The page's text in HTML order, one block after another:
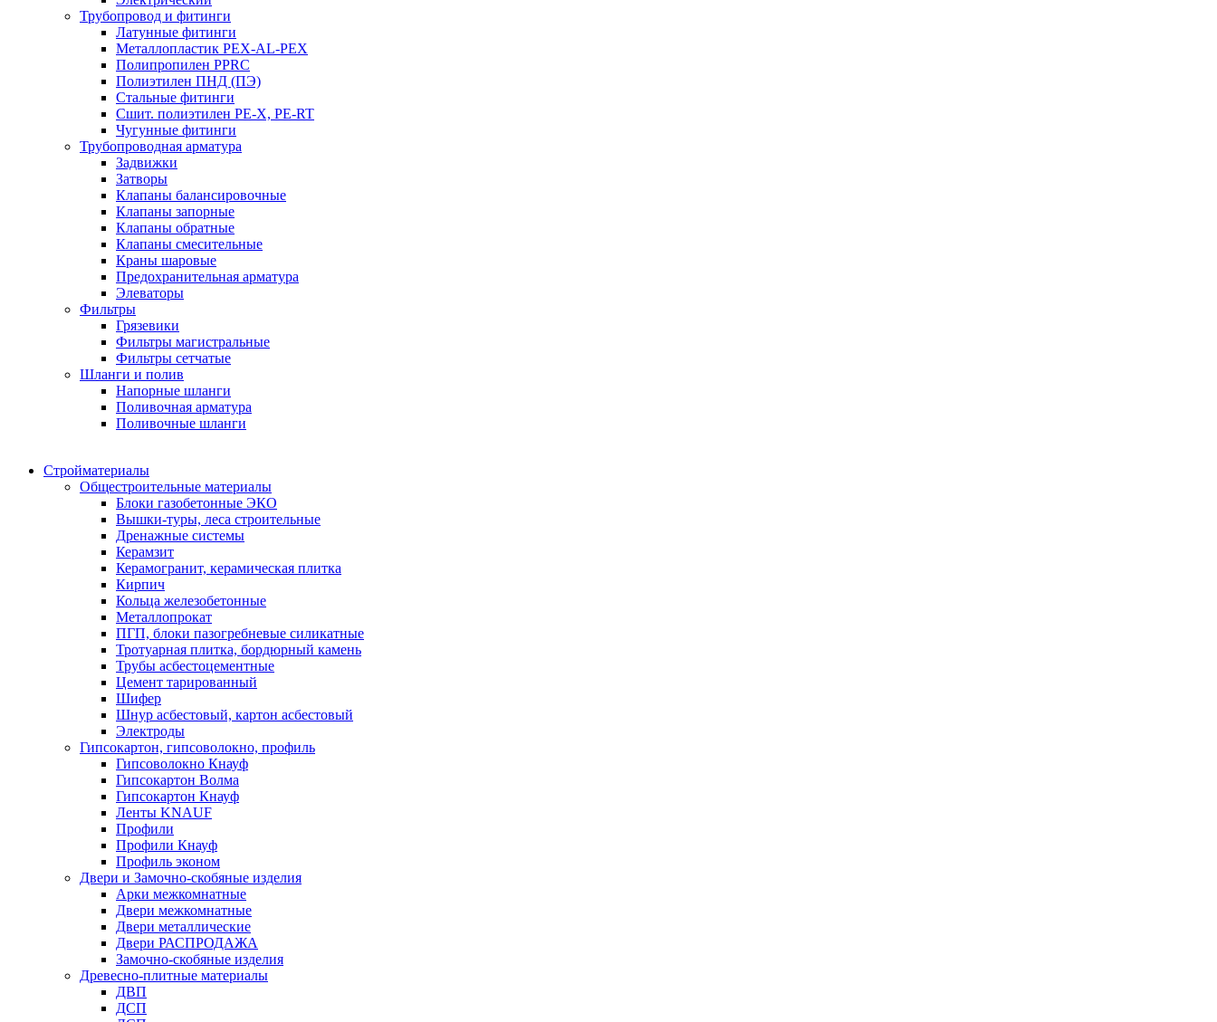
Трубопровод и фитинги
Латунные фитинги
Металлопластик PEX-AL-PEX
Полипропилен PPRC
Полиэтилен ПНД (ПЭ)
Стальные фитинги
Сшит. полиэтилен PE-X, PE-RT
Чугунные фитинги
Трубопроводная арматура
Задвижки
Затворы
Клапаны балансировочные
Клапаны запорные
Клапаны обратные
Клапаны смесительные
Краны шаровые
Предохранительная арматура
Элеваторы
Фильтры
Грязевики
Фильтры магистральные
Фильтры сетчатые
Шланги и полив
Напорные шланги
Поливочная арматура
Поливочные шланги
Стройматериалы
Oбщестроительные материалы
Блоки газобетонные ЭКО
Вышки-туры, леса строительные
Дренажные системы
Керамзит
Керамогранит, керамическая плитка
Кирпич
Кольца железобетонные
Металлопрокат
ПГП, блоки пазогребневые силикатные
Тротуарная плитка, бордюрный камень
Трубы асбестоцементные
Цемент тарированный
Шифер
Шнур асбестовый, картон асбестовый
Электроды
Гипсокартон, гипсоволокно, профиль
Гипсоволокно Кнауф
Гипсокартон Волма
Гипсокартон Кнауф
Ленты KNAUF
Профили
Профили Кнауф
Профиль эконом
Двери и Замочно-скобяные изделия
Арки межкомнатные
Двери межкомнатные
Двери металлические
Двери РАСПРОДАЖА
Замочно-скобяные изделия
Древесно-плитные материалы
ДВП
ДСП